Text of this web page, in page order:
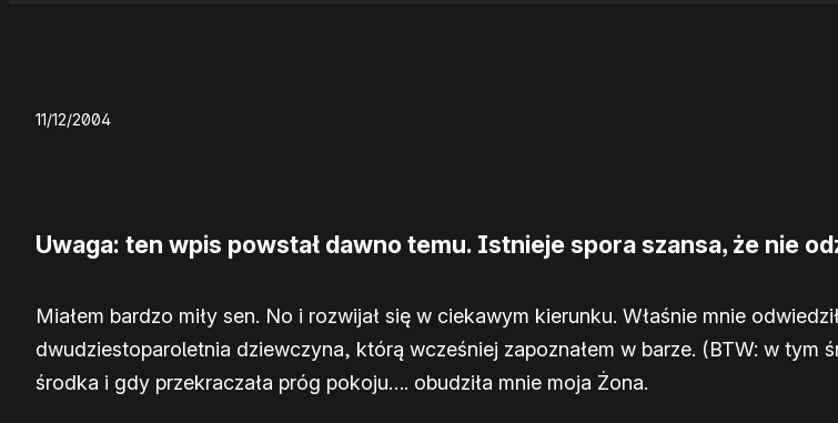
11/12/2004
Uwaga: ten wpis powstał dawno temu. Istnieje spora szansa, że nie
Miałem bardzo miły sen. No i rozwijał się w ciekawym kierunku. Właśnie mnie
dwudziestoparoletnia dziewczyna, którą wcześniej zapoznałem w barze. (BTW: w tym
środka i gdy przekraczała próg pokoju…. obudziła mnie moja Żona.